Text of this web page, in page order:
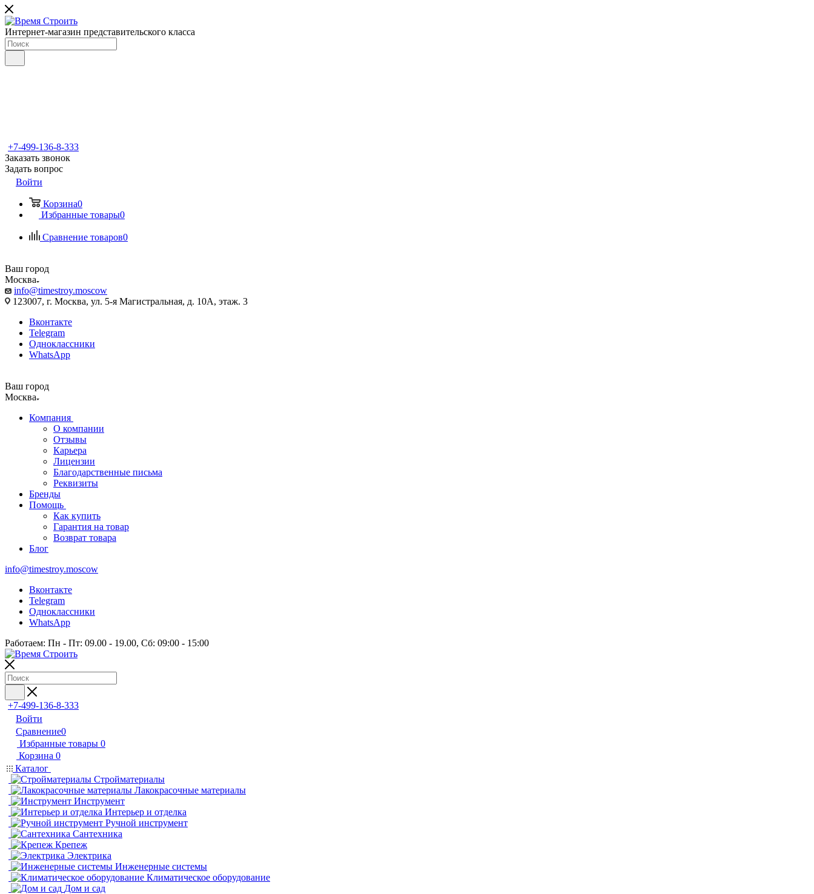
Интернет-магазин представительского класса
+7-499-136-8-333
Заказать звонок
Задать вопрос
Войти
Корзина0
Избранные товары0
Сравнение товаров0
Ваш город
Москва
info@timestroy.moscow
123007, г. Москва, ул. 5-я Магистральная, д. 10А, этаж. 3
Вконтакте
Telegram
Одноклассники
WhatsApp
Ваш город
Москва
Компания
О компании
Отзывы
Карьера
Лицензии
Благодарственные письма
Реквизиты
Бренды
Помощь
Как купить
Гарантия на товар
Возврат товара
Блог
info@timestroy.moscow
Вконтакте
Telegram
Одноклассники
WhatsApp
Работаем: Пн - Пт: 09.00 - 19.00, Сб: 09:00 - 15:00
+7-499-136-8-333
Войти
Сравнение0
Избранные товары 0
Корзина 0
Каталог
Стройматериалы
Лакокрасочные материалы
Инструмент
Интерьер и отделка
Ручной инструмент
Сантехника
Крепеж
Электрика
Инженерные системы
Климатическое оборудование
Дом и сад